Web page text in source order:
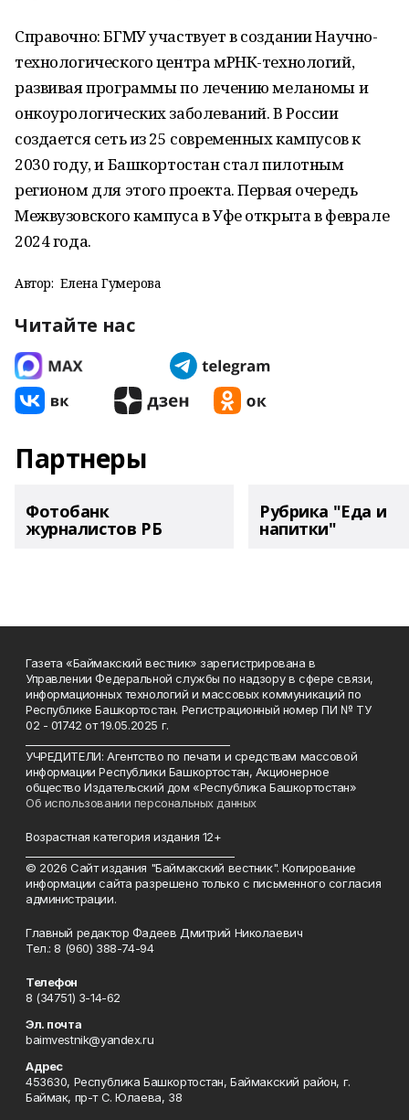
Справочно: БГМУ участвует в создании Научно-
технологического центра мРНК-технологий,
развивая программы по лечению меланомы и
онкоурологических заболеваний. В России
создается сеть из 25 современных кампусов к
2030 году, и Башкортостан стал пилотным
регионом для этого проекта. Первая очередь
Межвузовского кампуса в Уфе открыта в феврале
2024 года.
Автор: Елена Гумерова
Читайте нас
Партнеры
Фотобанк
журналистов РБ
Рубрика "Еда и
напитки"
Газета «Баймакский вестник» зарегистрирована в
Управлении Федеральной службы по надзору в сфере связи,
информационных технологий и массовых коммуникаций по
Республике Башкортостан. Регистрационный номер ПИ № ТУ
02 - 01742 от 19.05.2025 г.
УЧРЕДИТЕЛИ: Агентство по печати и средствам массовой
информации Республики Башкортостан, Акционерное
общество Издательский дом «Республика Башкортостан»
Об использовании персональных данных
Возрастная категория издания 12+
© 2026 Сайт издания "Баймакский вестник". Копирование
информации сайта разрешено только с письменного согласия
администрации.
Главный редактор Фадеев Дмитрий Николаевич
Тел.: 8 (960) 388-74-94
Телефон
8 (34751) 3-14-62
Эл. почта
baimvestnik@yandex.ru
Адрес
453630, Республика Башкортостан, Баймакский район, г.
Баймак, пр-т С. Юлаева, 38